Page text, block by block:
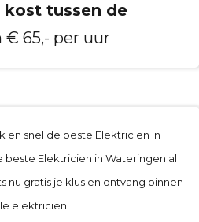
kost tussen de
€ 65,- per uur
en snel de beste Elektricien in
Elektricien in Wateringen al
nu gratis je klus en ontvang binnen
elektricien.